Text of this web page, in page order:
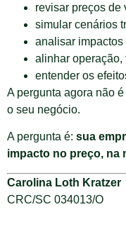
revisar preços de
simular cenários
analisar
alinhar
entender os
A pergunta agora não
o seu negócio.
A pergunta é: sua
impacto no preço, na
Carolina Loth Kratzer
CRC/SC 034013/O